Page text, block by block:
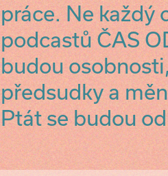
práce. Ne každý
podcastů ČAS
budou
předsudky a
Ptát se budou